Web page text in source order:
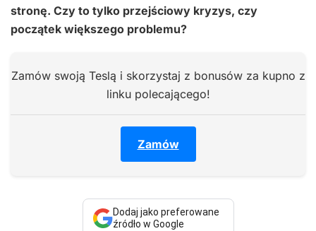
stronę. Czy to tylko przejściowy kryzys, czy
początek większego problemu?
Zamów swoją Teslą i skorzystaj z bonusów za kupno z
linku polecającego!
Zamów
Dodaj jako preferowane
źródło w Google